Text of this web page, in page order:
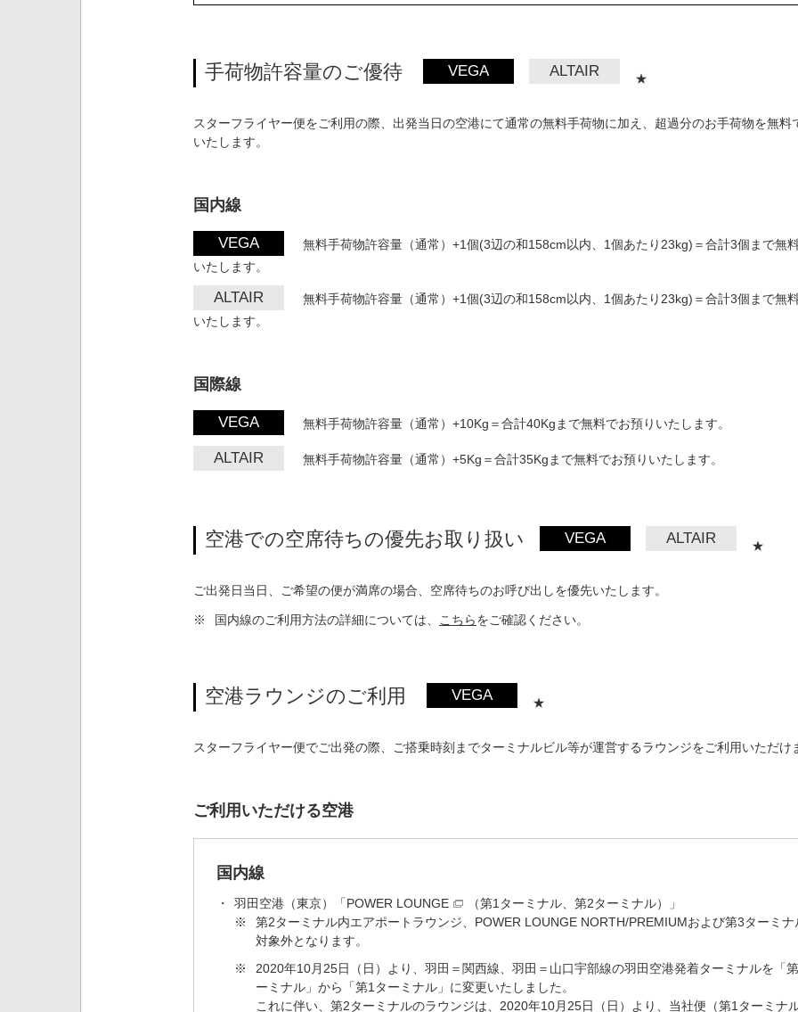
手荷物許容量のご優待 VEGA ALTAIR ★
スターフライヤー便をご利用の際、出発当日の空港にて通常の無料手荷物に加え、超過分のお手荷物を無料
いたします。
国内線
VEGA
無料手荷物許容量（通常）+1個(3辺の和158cm以内、1個あたり23kg)＝合計3個まで無
いたします。
ALTAIR
無料手荷物許容量（通常）+1個(3辺の和158cm以内、1個あたり23kg)＝合計3個まで無
いたします。
国際線
VEGA 無料手荷物許容量（通常）+10Kg＝合計40Kgまで無料でお預りいたします。
ALTAIR 無料手荷物許容量（通常）+5Kg＝合計35Kgまで無料でお預りいたします。
空港での空席待ちの優先お取り扱い VEGA ALTAIR ★
ご出発日当日、ご希望の便が満席の場合、空席待ちのお呼び出しを優先いたします。
※ 国内線のご利用方法の詳細については、 こちらをご確認ください。
空港ラウンジのご利用 VEGA ★
スターフライヤー便でご出発の際、ご搭乗時刻までターミナルビル等が運営するラウンジをご利用いただけ
ご利用いただける空港
国内線
羽田空港（東京）「POWER LOUNGE
（第1ターミナル、第2ターミナル）」
※
第2ターミナル内エアポートラウンジ、POWER LOUNGE NORTH/PREMIUMおよび第3ターミナ
対象外となります。
※
2020年10月25日（日）より、羽田＝関西線、羽田＝山口宇部線の羽田空港発着ターミナルを「
ーミナル」から「第1ターミナル」に変更いたしました。
これに伴い、第2ターミナルのラウンジは、2020年10月25日（日）より、当社便（第1ターミナ